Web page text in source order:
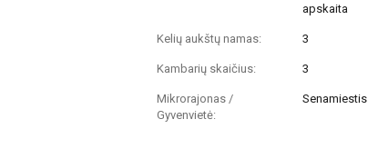
apskaita
Kelių aukštų namas: 3
Kambarių skaičius: 3
Mikrorajonas /
Gyvenvietė:
Senamiestis